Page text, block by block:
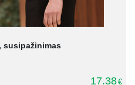
susipažinimas
17.38€